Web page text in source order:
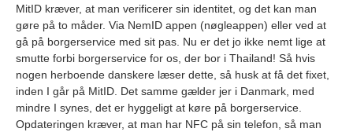
MitID kræver, at man verificerer sin identitet, og det kan man
gøre på to måder. Via NemID appen (nøgleappen) eller ved at
gå på borgerservice med sit pas. Nu er det jo ikke nemt lige at
smutte forbi borgerservice for os, der bor i Thailand! Så hvis
nogen herboende danskere læser dette, så husk at få det fixet,
inden I går på MitID. Det samme gælder jer i Danmark, med
mindre I synes, det er hyggeligt at køre på borgerservice.
Opdateringen kræver, at man har NFC på sin telefon, så man